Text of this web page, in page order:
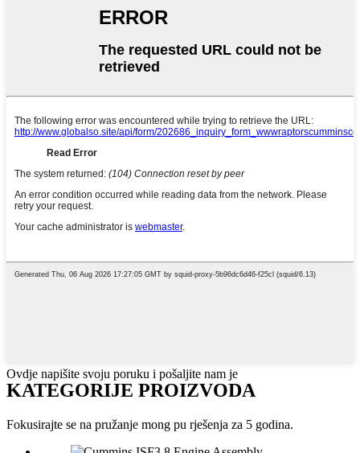
Ovdje napišite svoju poruku i pošaljite nam je
KATEGORIJE PROIZVODA
Fokusirajte se na pružanje mong pu rješenja za 5 godina.